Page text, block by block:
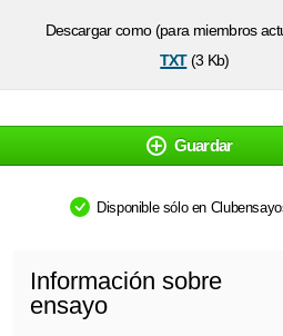
Descargar como (para miembros
txt(3 Kb)
Guardar
Disponible sólo en
Información sobre
ensayo